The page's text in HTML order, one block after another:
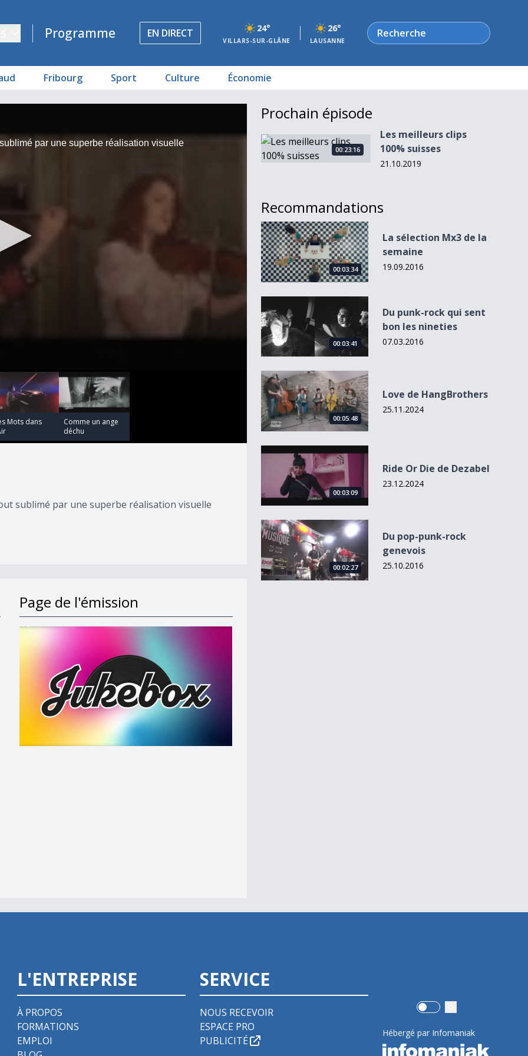
Programme EN DIRECT 24°
VILLARS-SUR-GLÂNE
26°
LAUSANNE
Rechercher
Fribourg Sport Culture Économie
par une superbe réalisation visuelle
Mots dans
Comme un ange
déchu
sublimé par une superbe réalisation visuelle
Page de l'émission
Prochain épisode
Les meilleurs clips 100% suisses
00:23:16
Les meilleurs clips
100% suisses
21.10.2019
Recommandations
La sélection Mx3 de la semaine
00:03:34
La sélection Mx3 de la
semaine
19.09.2016
Du punk-rock qui sent bon les nineties
00:03:41
Du punk-rock qui sent
bon les nineties
07.03.2016
Love de HangBrothers
00:05:48
Love de HangBrothers
25.11.2024
Ride Or Die de Dezabel
00:03:09
Ride Or Die de Dezabel
23.12.2024
Du pop-punk-rock genevois
00:02:27
Du pop-punk-rock
genevois
25.10.2016
L'ENTREPRISE
À PROPOS
FORMATIONS
EMPLOI
SERVICE
NOUS RECEVOIR
ESPACE PRO
PUBLICITÉ
Use setting
Hébergé par Infomaniak